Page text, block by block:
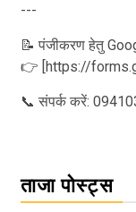
---
📝 पंजीकरण हेतु
👉 [https://
📞 संपर्क करें:
ताजा पोस्ट्स